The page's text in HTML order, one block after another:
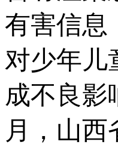
有害信息
对少年儿
成不良影
月，山西